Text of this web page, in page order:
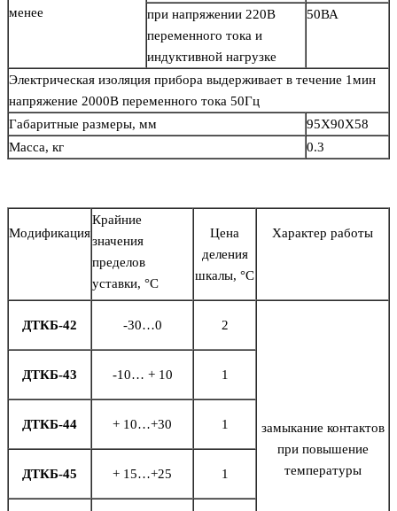
менее
при напряжении 220В
переменного тока и
индуктивной нагрузке
50ВА
Электрическая изоляция прибора выдерживает в течение 1мин
напряжение 2000В переменного тока 50Гц
Габаритные размеры, мм
95Х90Х58
Масса, кг
0.3
Модификация
Крайние
значения
пределов
уставки, °С
Цена
деления
шкалы, °С
Характер работы
ДТКБ-42 -30…0 2
замыкание контактов
при повышение
температуры
ДТКБ-43 -10… + 10 1
ДТКБ-44 + 10…+30 1
ДТКБ-45 + 15…+25 1